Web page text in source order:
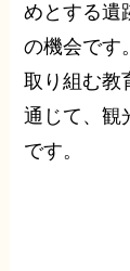
めとする遺
の機会です
取り組む教
通じて、観
です。